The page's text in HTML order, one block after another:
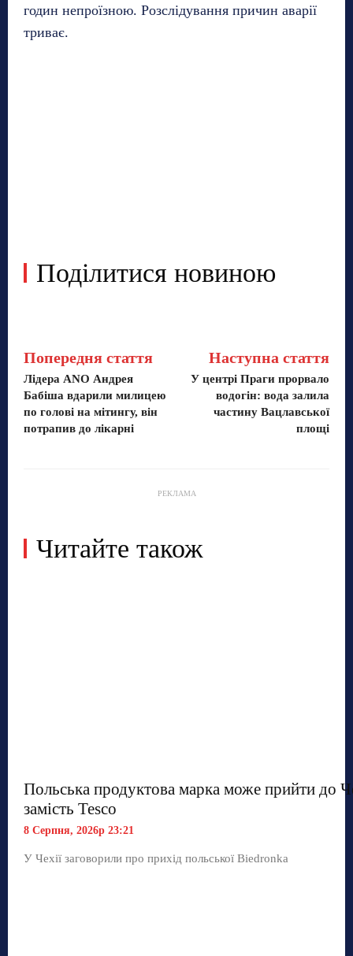
годин непроїзною. Розслідування причин аварії
триває.
Поділитися новиною
Попередня стаття
Лідера ANO Андрея
Бабіша вдарили милицею
по голові на мітингу, він
потрапив до лікарні
Наступна стаття
У центрі Праги прорвало
водогін: вода залила
частину Вацлавської
площі
РЕКЛАМА
Читайте також
Польська продуктова марка може прийти до
замість Tesco
8 Серпня, 2026р 23:21
У Чехії заговорили про прихід польської Biedronka